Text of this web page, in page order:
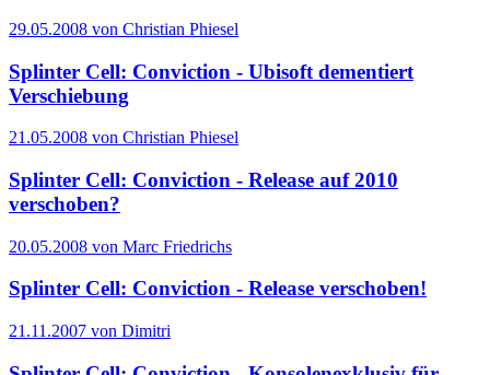
29.05.2008 von Christian Phiesel
Splinter Cell: Conviction - Ubisoft dementiert
Verschiebung
21.05.2008 von Christian Phiesel
Splinter Cell: Conviction - Release auf 2010
verschoben?
20.05.2008 von Marc Friedrichs
Splinter Cell: Conviction - Release verschoben!
21.11.2007 von Dimitri